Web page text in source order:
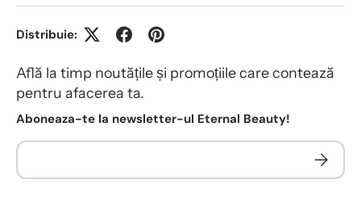
Distribuie:
Află la timp noutățile și promoțiile care contează
pentru afacerea ta.
Aboneaza-te la newsletter-ul Eternal Beauty!